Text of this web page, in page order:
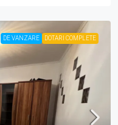
DE VANZARE DOTARI COMPLETE